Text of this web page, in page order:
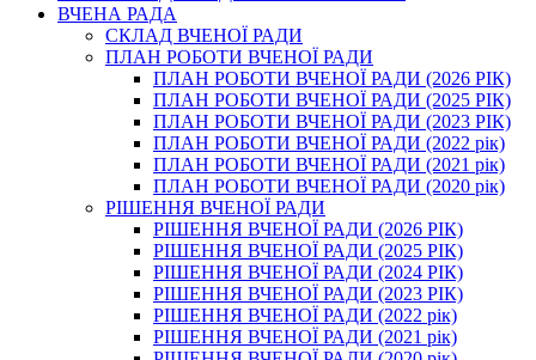
ВЧЕНА РАДА
СКЛАД ВЧЕНОЇ РАДИ
ПЛАН РОБОТИ ВЧЕНОЇ РАДИ
ПЛАН РОБОТИ ВЧЕНОЇ РАДИ (2026 РІК)
ПЛАН РОБОТИ ВЧЕНОЇ РАДИ (2025 РІК)
ПЛАН РОБОТИ ВЧЕНОЇ РАДИ (2023 РІК)
ПЛАН РОБОТИ ВЧЕНОЇ РАДИ (2022 рік)
ПЛАН РОБОТИ ВЧЕНОЇ РАДИ (2021 рік)
ПЛАН РОБОТИ ВЧЕНОЇ РАДИ (2020 рік)
РІШЕННЯ ВЧЕНОЇ РАДИ
РІШЕННЯ ВЧЕНОЇ РАДИ (2026 РІК)
РІШЕННЯ ВЧЕНОЇ РАДИ (2025 РІК)
РІШЕННЯ ВЧЕНОЇ РАДИ (2024 РІК)
РІШЕННЯ ВЧЕНОЇ РАДИ (2023 РІК)
РІШЕННЯ ВЧЕНОЇ РАДИ (2022 рік)
РІШЕННЯ ВЧЕНОЇ РАДИ (2021 рік)